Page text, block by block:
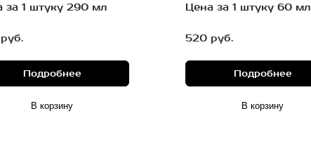
за 1 штуку 290 мл
Подробнее
В корзину
Цена за 1 штуку 60 мл
520 руб.
Подробнее
В корзину